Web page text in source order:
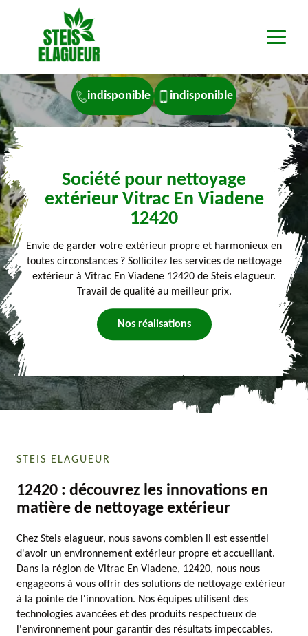
indisponible indisponible
Société pour nettoyage
extérieur Vitrac En Viadene
12420
Envie de garder votre extérieur propre et harmonieux en
toutes circonstances ? Sollicitez les services de nettoyage
extérieur à Vitrac En Viadene 12420 de Steis elagueur.
Travail de qualité au meilleur prix.
Nos réalisations
STEIS ELAGUEUR
12420 : découvrez les innovations en
matière de nettoyage extérieur
Chez Steis elagueur, nous savons combien il est essentiel
d'avoir un environnement extérieur propre et accueillant.
Dans la région de Vitrac En Viadene, 12420, nous nous
engageons à vous offrir des solutions de nettoyage extérieur
à la pointe de l'innovation. Nos équipes utilisent des
technologies avancées et des produits respectueux de
l'environnement pour garantir des résultats impeccables.